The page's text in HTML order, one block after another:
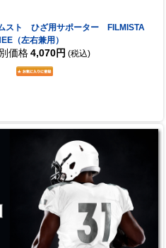
スト ひざ用サポーター FILMISTA
（左右兼用）
価格 4,070円 (税込)